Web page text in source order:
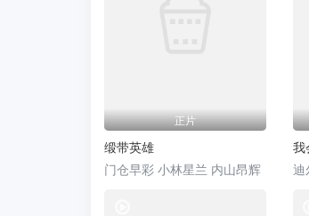
正片
缎带英雄
门仓早彩 小林星兰 内山昂辉
我